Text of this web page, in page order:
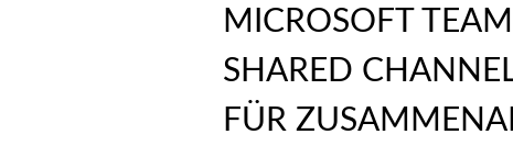
MICROSOFT
SHARED
FÜR